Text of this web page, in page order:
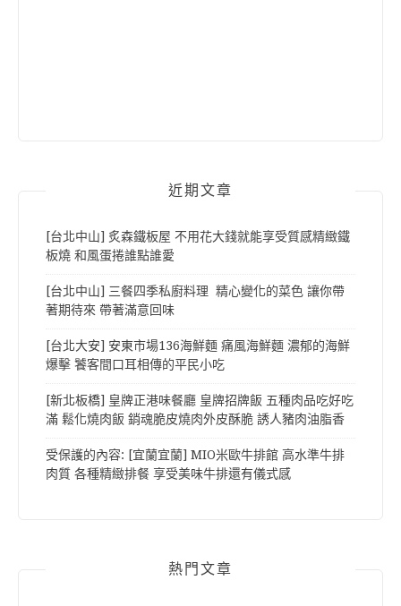
近期文章
[台北中山] 炙森鐵板屋 不用花大錢就能享受質感精緻鐵
板燒 和風蛋捲誰點誰愛
[台北中山] 三餐四季私廚料理 精心變化的菜色 讓你帶
著期待來 帶著滿意回味
[台北大安] 安東市場136海鮮麵 痛風海鮮麵 濃郁的海鮮
爆擊 饕客間口耳相傳的平民小吃
[新北板橋] 皇牌正港味餐廳 皇牌招牌飯 五種肉品吃好吃
滿 鬆化燒肉飯 銷魂脆皮燒肉外皮酥脆 誘人豬肉油脂香
受保護的內容: [宜蘭宜蘭] MIO米歐牛排館 高水準牛排
肉質 各種精緻排餐 享受美味牛排還有儀式感
熱門文章